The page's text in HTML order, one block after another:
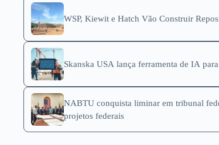
WSP, Kiewit e Hatch Vão Construir
Skanska USA lança ferramenta de IA
NABTU conquista liminar em tribunal
projetos federais